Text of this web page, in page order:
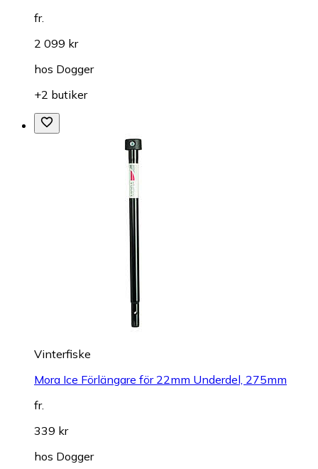
fr.
2 099 kr
hos Dogger
+2 butiker
Vinterfiske
Mora Ice Förlängare för 22mm Underdel, 275mm
fr.
339 kr
hos Dogger